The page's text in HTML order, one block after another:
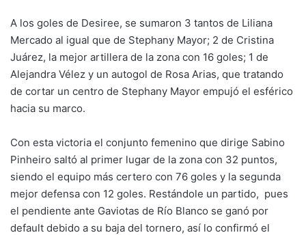
A los goles de Desiree, se sumaron 3 tantos de Liliana
Mercado al igual que de Stephany Mayor; 2 de Cristina
Juárez, la mejor artillera de la zona con 16 goles; 1 de
Alejandra Vélez y un autogol de Rosa Arias, que tratando
de cortar un centro de Stephany Mayor empujó el esférico
hacia su marco.
Con esta victoria el conjunto femenino que dirige Sabino
Pinheiro saltó al primer lugar de la zona con 32 puntos,
siendo el equipo más certero con 76 goles y la segunda
mejor defensa con 12 goles. Restándole un partido, pues
el pendiente ante Gaviotas de Río Blanco se ganó por
default debido a su baja del tornero, así lo confirmó el